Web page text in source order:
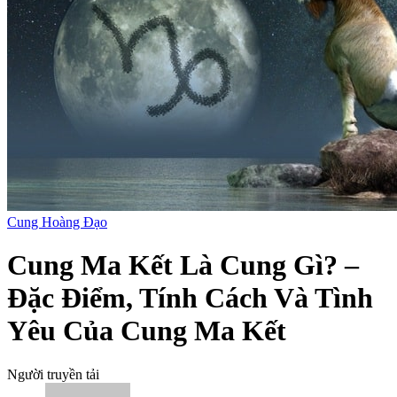
Cung Hoàng Đạo
Cung Ma Kết Là Cung Gì? –
Đặc Điểm, Tính Cách Và Tình
Yêu Của Cung Ma Kết
Người truyền tải